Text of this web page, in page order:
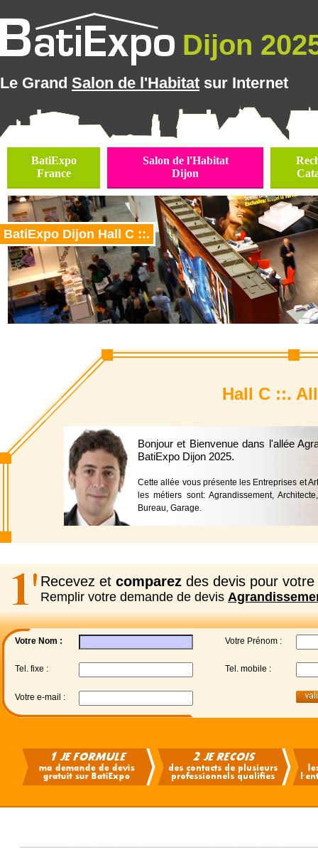
Dijon
Le Grand Salon de l'Habitat sur Internet
BatiExpo
France
Salon de l'Habitat
Dijon
BatiExpo Dijon Hall C ::.
Hall C ::.
Bonjour et Bienvenue dans l'allée
BatiExpo Dijon 2025.
Cette allée vous présente les Entreprises et
les métiers sont: Agrandissement,
Bureau, Garage.
Recevez et comparez des devis pour votre
Remplir votre demande de devis
Votre Nom : Votre Prénom :
Tel. fixe : Tel. mobile :
Votre e-mail :